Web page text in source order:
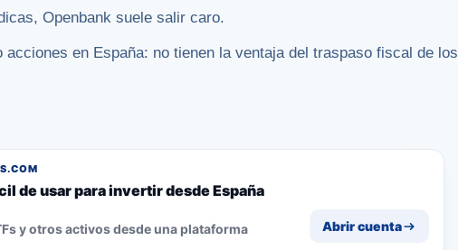
Openbank suele salir caro.
en España: no tienen la ventaja del traspaso fiscal de los
de usar para invertir desde España
y otros activos desde una plataforma
Abrir cuenta